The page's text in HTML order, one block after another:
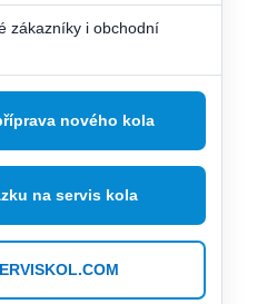
zákazníky i obchodní
nového kola
na servis kola